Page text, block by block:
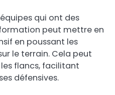
qui ont des
peut mettre en
en poussant les
le terrain. Cela peut
flancs, facilitant
défensives.